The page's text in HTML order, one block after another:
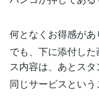
何となくお得感があ
でも、下に添付し
ス内容は、あとスタ
同じサービスという